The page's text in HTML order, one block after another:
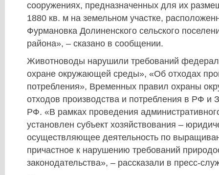
сооружениях, предназначенных для их
1880 кв. м на земельном участке,
Фурмановка Долиненского сельского
района», – сказано в сообщении.
Животноводы нарушили требований
охране окружающей среды», «Об отходах
потребления», Временных правил охраны
отходов производства и потребления в РФ и
РФ. «В рамках проведения
установлен субъект хозяйствования –
осуществляющее деятельность по
причастное к нарушению требований
законодательства», – рассказали в пресс-